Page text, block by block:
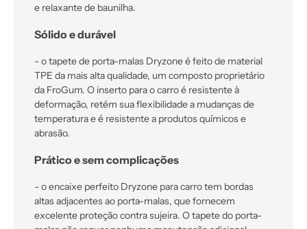
e relaxante de baunilha.
Sólido e durável
- o tapete de porta-malas Dryzone é feito de material
TPE da mais alta qualidade, um composto proprietário
da FroGum. O inserto para o carro é resistente à
deformação, retém sua flexibilidade a mudanças de
temperatura e é resistente a produtos químicos e
abrasão.
Prático e sem complicações
- o encaixe perfeito Dryzone para carro tem bordas
altas adjacentes ao porta-malas, que fornecem
excelente proteção contra sujeira. O tapete do porta-